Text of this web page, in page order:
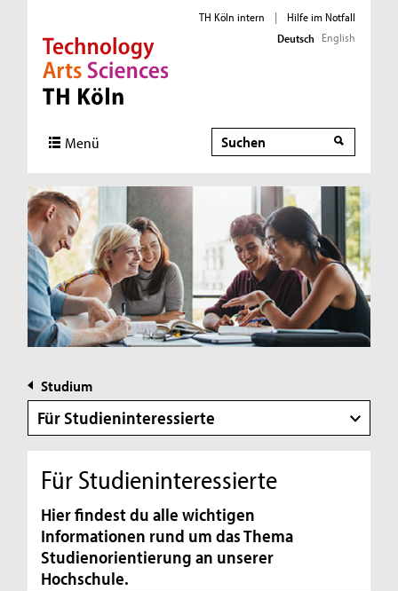
Direkt zur Hauptnavigation
Direkt zur Subnavigation
Direkt zum Inhalt
Direkt zum Fußbereich
TH Köln intern |
Hilfe im Notfall
Deutsch English
Menü Suche
Studium
Für Studieninteressierte
Für Studieninteressierte
Hier findest du alle wichtigen
Informationen rund um das Thema
Studienorientierung an unserer
Hochschule.